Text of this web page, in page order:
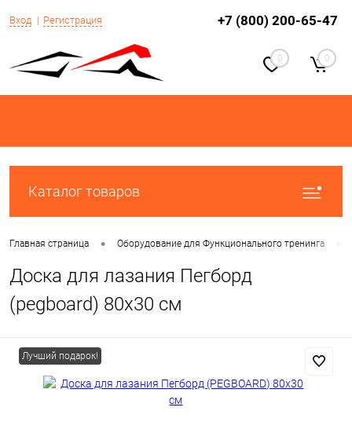
Вход Регистрация +7 (800) 200-65-47
0 0
Каталог товаров
Главная страница • Оборудование для Функционального тренинга
Доска для лазания Пегборд
(pegboard) 80х30 см
Лучший подарок!